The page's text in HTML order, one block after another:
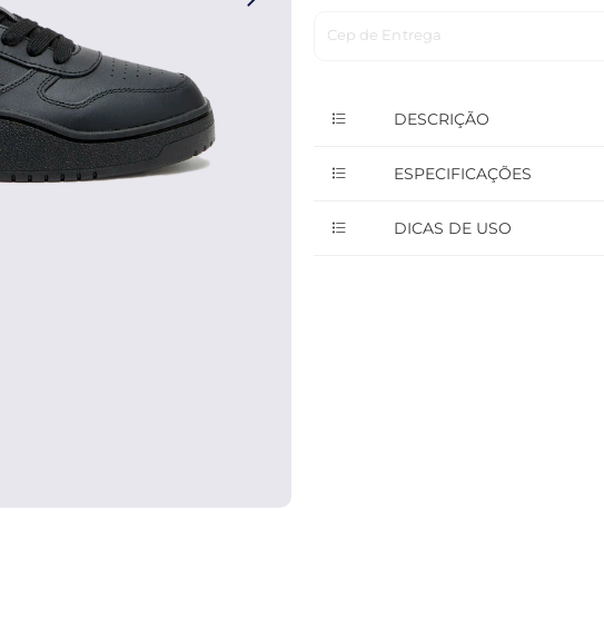
Cep de Entrega
DESCRIÇÃO
ESPECIFICAÇÕES
DICAS DE USO